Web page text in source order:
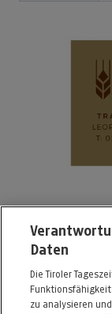
Heu&Stroh -
Rauscher
6020 Innsbruck
Daten
Die Tiroler
zu analysieren